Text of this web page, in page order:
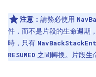
注意： 請務必使用
件，而不是片段的生命週期
時，只有
RESUMED 之間轉換。片段生